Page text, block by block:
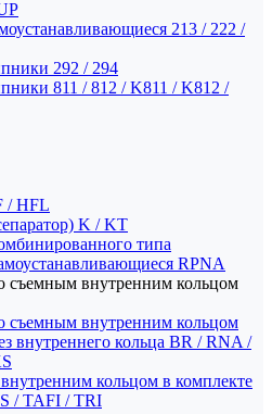
213 / 222 /
292 / 294
811 / 812 / K811 / K812 /
/ HFL
K / KT
типа
RPNA
съемным внутренним кольцом
съемным внутренним кольцом
внутреннего кольца BR / RNA /
кольцом в комплекте
/ TAFI / TRI